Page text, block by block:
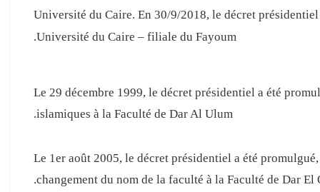
Université du Caire. En 30/9/2018, le décret
Université du Caire – filiale du Fayoum.
* Le 29 décembre 1999, le décret présidentiel a été
islamiques à la Faculté de Dar Al Ulum.
* Le 1er août 2005, le décret présidentiel a été
changement du nom de la faculté à la Faculté de Dar El